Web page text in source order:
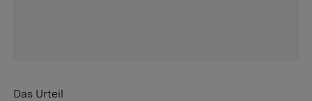
Das Urteil